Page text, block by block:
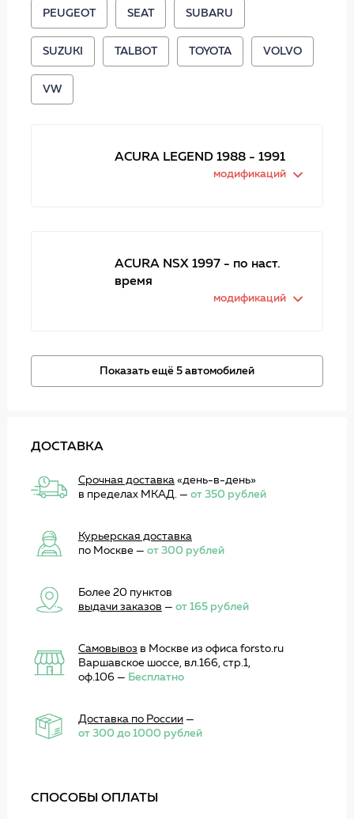
PEUGEOT SEAT SUBARU
SUZUKI TALBOT TOYOTA VOLVO
VW
ACURA LEGEND 1988 - 1991
модификаций
ACURA NSX 1997 - по наст.
время
модификаций
Показать ещё 5 автомобилей
ДОСТАВКА
Срочная доставка«день-в-день»
в пределах МКАД. — от 350 рублей
Курьерская доставка
по Москве — от 300 рублей
Более 20 пунктов
выдачи заказов — от 165 рублей
Самовывоз в Москве из офиса forsto.ru
Варшавское шоссе, вл.166, стр.1,
оф.106 — Бесплатно
Доставка по России—
от 300 до 1000 рублей
СПОСОБЫ ОПЛАТЫ